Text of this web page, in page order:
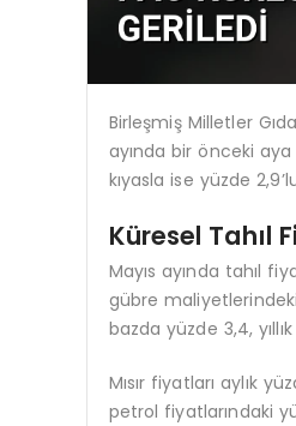
Birleşmiş Milletler
ayında bir önceki
kıyasla ise yüzde
Küresel Tahıl
Mayıs ayında tahıl
gübre
bazda yüzde 3,4,
Mısır fiyatları aylık
petrol fiyatlarındaki